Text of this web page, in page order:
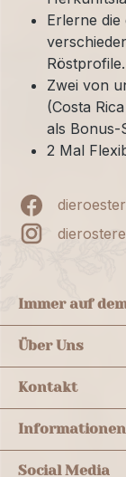
Erlerne
Röstprofile.
Zwei von
(Costa
als Bonus-
2 Mal
Immer auf
Über Uns
Kontakt
Informationen
Social Media